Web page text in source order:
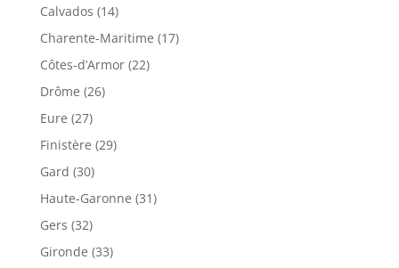
Calvados (14)
Charente-Maritime (17)
Côtes-d’Armor (22)
Drôme (26)
Eure (27)
Finistère (29)
Gard (30)
Haute-Garonne (31)
Gers (32)
Gironde (33)